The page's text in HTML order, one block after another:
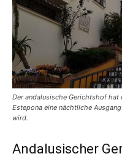
Der andalusische Gerichtshof hat
Estepona eine nächtliche
wird.
Andalusischer